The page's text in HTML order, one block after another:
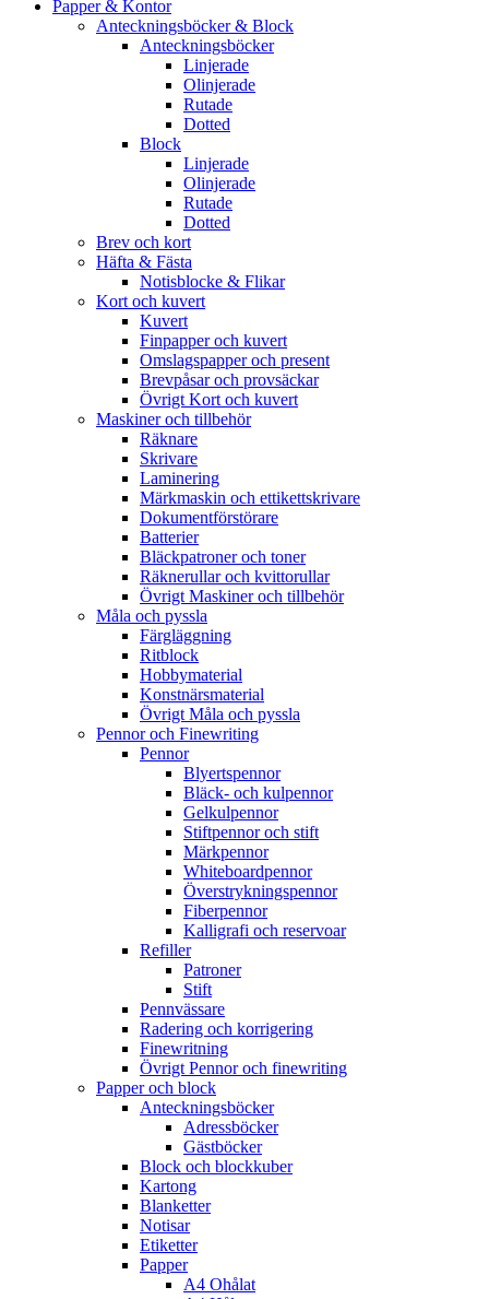
Papper & Kontor
Anteckningsböcker & Block
Anteckningsböcker
Linjerade
Olinjerade
Rutade
Dotted
Block
Linjerade
Olinjerade
Rutade
Dotted
Brev och kort
Häfta & Fästa
Notisblocke & Flikar
Kort och kuvert
Kuvert
Finpapper och kuvert
Omslagspapper och present
Brevpåsar och provsäckar
Övrigt Kort och kuvert
Maskiner och tillbehör
Räknare
Skrivare
Laminering
Märkmaskin och ettikettskrivare
Dokumentförstörare
Batterier
Bläckpatroner och toner
Räknerullar och kvittorullar
Övrigt Maskiner och tillbehör
Måla och pyssla
Färgläggning
Ritblock
Hobbymaterial
Konstnärsmaterial
Övrigt Måla och pyssla
Pennor och Finewriting
Pennor
Blyertspennor
Bläck- och kulpennor
Gelkulpennor
Stiftpennor och stift
Märkpennor
Whiteboardpennor
Överstrykningspennor
Fiberpennor
Kalligrafi och reservoar
Refiller
Patroner
Stift
Pennvässare
Radering och korrigering
Finewritning
Övrigt Pennor och finewriting
Papper och block
Anteckningsböcker
Adressböcker
Gästböcker
Block och blockkuber
Kartong
Blanketter
Notisar
Etiketter
Papper
A4 Ohålat